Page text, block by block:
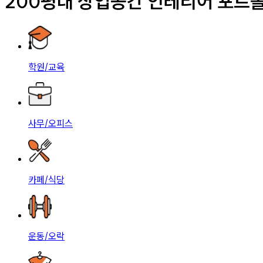
학원/교육
사무/오피스
카페/식당
운동/오락